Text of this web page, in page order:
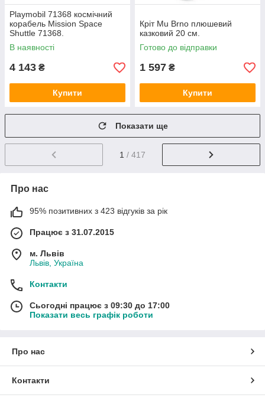
Playmobil 71368 космічний
корабель Mission Space
Shuttle 71368.
В наявності
4 143 ₴
Купити
Кріт Mu Brno плюшевий
казковий 20 см.
Готово до відправки
1 597 ₴
Купити
Показати ще
1 / 417
Про нас
95% позитивних з 423 відгуків за рік
Працює з 31.07.2015
м. Львів
Львів, Україна
Контакти
Сьогодні працює з 09:30 до 17:00
Показати весь графік роботи
Про нас
Контакти